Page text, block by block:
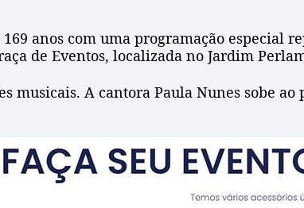
anos com uma programação especial
de Eventos, localizada no Jardim
musicais. A cantora Paula Nunes sobe